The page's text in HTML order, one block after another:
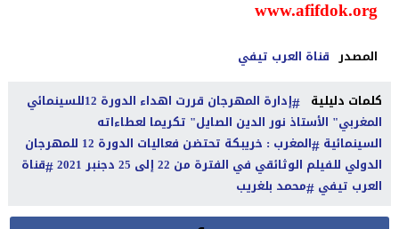
www.afifdok.org
المصدر قناة العرب تيفي
كلمات دليلية
إدارة المهرجان قررت اهداء الدورة 12للسينمائي
المغربي" الأستاذ نور الدين الصايل" تكريما لعطاءاته
السينمائية
المغرب : خريبكة تحتضن فعاليات الدورة 12 للمهرجان
الدولي للفيلم الوثائقي في الفترة من 22 إلى 25 دجنبر 2021
قناة
العرب تيفي محمد بلغريب